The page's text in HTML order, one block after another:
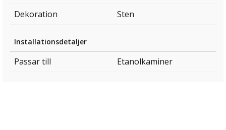
Dekoration
Sten
Installationsdetaljer
Passar till Etanolkaminer